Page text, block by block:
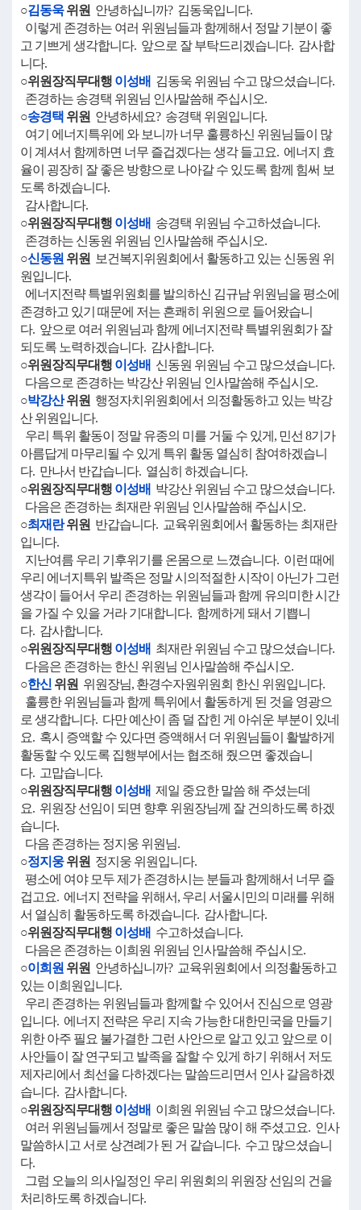
○김동욱위원 안녕하십니까? 김동욱입니다.
이렇게 존경하는 여러 위원님들과 함께해서 정말 기분이 좋
고 기쁘게 생각합니다. 앞으로 잘 부탁드리겠습니다. 감사합
니다.
○위원장직무대행 이성배 김동욱 위원님 수고 많으셨습니다.
존경하는 송경택 위원님 인사말씀해 주십시오.
○송경택 위원 안녕하세요? 송경택 위원입니다.
여기 에너지특위에 와 보니까 너무 훌륭하신 위원님들이 많
이 계셔서 함께하면 너무 즐겁겠다는 생각 들고요. 에너지 효
율이 굉장히 잘 좋은 방향으로 나아갈 수 있도록 함께 힘써 보
도록 하겠습니다.
감사합니다.
○위원장직무대행 이성배 송경택 위원님 수고하셨습니다.
존경하는 신동원 위원님 인사말씀해 주십시오.
○신동원 위원
보건복지위원회에서 활동하고 있는 신동원 위
원입니다.
에너지전략 특별위원회를 발의하신 김규남 위원님을 평소에
존경하고 있기 때문에 저는 흔쾌히 위원으로 들어왔습니
다. 앞으로 여러 위원님과 함께 에너지전략 특별위원회가 잘
되도록 노력하겠습니다. 감사합니다.
○위원장직무대행 이성배 신동원 위원님 수고 많으셨습니다.
다음으로 존경하는 박강산 위원님 인사말씀해 주십시오.
○박강산위원 행정자치위원회에서 의정활동하고 있는 박강
산 위원입니다.
우리 특위 활동이 정말 유종의 미를 거둘 수 있게, 민선 8기가
아름답게 마무리될 수 있게 특위 활동 열심히 참여하겠습니
다. 만나서 반갑습니다. 열심히 하겠습니다.
○위원장직무대행 이성배 박강산 위원님 수고 많으셨습니다.
다음은 존경하는 최재란 위원님 인사말씀해 주십시오.
○최재란위원 반갑습니다. 교육위원회에서 활동하는 최재란
입니다.
지난여름 우리 기후위기를 온몸으로 느꼈습니다. 이런 때에
우리 에너지특위 발족은 정말 시의적절한 시작이 아닌가 그런
생각이 들어서 우리 존경하는 위원님들과 함께 유의미한 시간
을 가질 수 있을 거라 기대합니다. 함께하게 돼서 기쁩니
다. 감사합니다.
○위원장직무대행 이성배 최재란 위원님 수고 많으셨습니다.
다음은 존경하는 한신 위원님 인사말씀해 주십시오.
○한신 위원 위원장님, 환경수자원위원회 한신 위원입니다.
훌륭한 위원님들과 함께 특위에서 활동하게 된 것을 영광으
로 생각합니다. 다만 예산이 좀 덜 잡힌 게 아쉬운 부분이 있네
요. 혹시 증액할 수 있다면 증액해서 더 위원님들이 활발하게
활동할 수 있도록 집행부에서는 협조해 줬으면 좋겠습니
다. 고맙습니다.
○위원장직무대행 이성배 제일 중요한 말씀 해 주셨는데
요. 위원장 선임이 되면 향후 위원장님께 잘 건의하도록 하겠
습니다.
다음 존경하는 정지웅 위원님.
○정지웅위원 정지웅 위원입니다.
평소에 여야 모두 제가 존경하시는 분들과 함께해서 너무 즐
겁고요. 에너지 전략을 위해서, 우리 서울시민의 미래를 위해
서 열심히 활동하도록 하겠습니다. 감사합니다.
○위원장직무대행 이성배 수고하셨습니다.
다음은 존경하는 이희원 위원님 인사말씀해 주십시오.
○이희원 위원 안녕하십니까? 교육위원회에서 의정활동하고
있는 이희원입니다.
우리 존경하는 위원님들과 함께할 수 있어서 진심으로 영광
입니다. 에너지 전략은 우리 지속 가능한 대한민국을 만들기
위한 아주 필요 불가결한 그런 사안으로 알고 있고 앞으로 이
사안들이 잘 연구되고 발족을 잘할 수 있게 하기 위해서 저도
제자리에서 최선을 다하겠다는 말씀드리면서 인사 갈음하겠
습니다. 감사합니다.
○위원장직무대행 이성배 이희원 위원님 수고 많으셨습니다.
여러 위원님들께서 정말로 좋은 말씀 많이 해 주셨고요. 인사
말씀하시고 서로 상견례가 된 거 같습니다. 수고 많으셨습니
다.
그럼 오늘의 의사일정인 우리 위원회의 위원장 선임의 건을
처리하도록 하겠습니다.